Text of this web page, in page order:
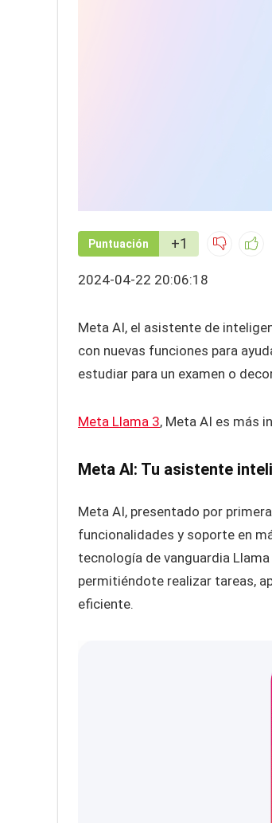
Puntuación +1
2024-04-22 20:06:18
Meta AI, el asistente de
con nuevas funciones para
estudiar para un examen o
Meta Llama 3, Meta AI es más
Meta AI: Tu asistente
Meta AI, presentado por
funcionalidades y soporte en
tecnología de vanguardia
permitiéndote realizar tareas,
eficiente.